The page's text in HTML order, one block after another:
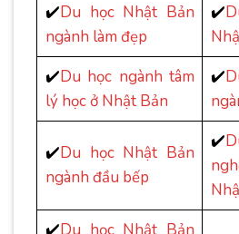
✔️Du học Nhật Bản
ngành làm đẹp
✔️
✔️Du học ngành tâm
lý học ở Nhật Bản
✔️
✔️Du học Nhật Bản
ngành đầu bếp
✔️